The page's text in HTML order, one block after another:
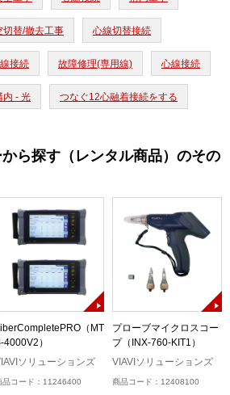
切替/撤去工事 心線切替接続
接続 故障修理(専用線) 心線接続
内 - 光 つなぐ12心融着接続をする
ら探す（レンタル商品）のその
（MT
4000V2）
ソリューションズ
品コード：11246400
プローブマイクロスコー
プ（INX-760-KIT1）
VIAVIソリューションズ
商品コード：12408100